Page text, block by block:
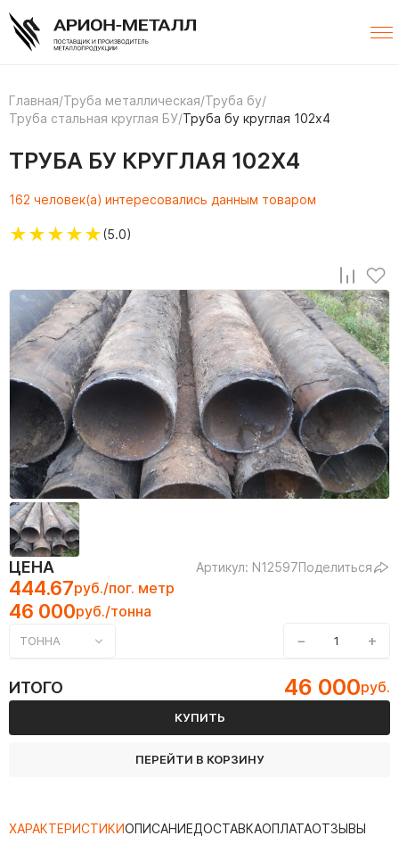
Главная/Труба металлическая/Труба бу/
Труба стальная круглая БУ/Труба бу круглая 102х4
ТРУБА БУ КРУГЛАЯ 102Х4
162 человек(а) интересовались данным товаром
★★★★★(5.0)
ЦЕНА Артикул: N12597Поделиться
444.67руб./пог. метр
46 000руб./тонна
ТОННА − +
ИТОГО 46 000руб.
КУПИТЬ
ПЕРЕЙТИ В КОРЗИНУ
ХАРАКТЕРИСТИКИОПИСАНИЕДОСТАВКАОПЛАТАОТЗЫВЫ